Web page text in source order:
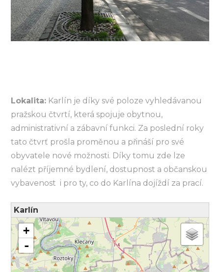
Lokalita: Karlín je díky své poloze vyhledávanou
pražskou čtvrtí, která spojuje obytnou,
administrativní a zábavní funkci. Za poslední roky
tato čtvrť prošla proměnou a přináší pro své
obyvatele nové možnosti. Díky tomu zde lze
nalézt příjemné bydlení, dostupnost a občanskou
vybavenost i pro ty, co do Karlína dojíždí za prací.
Karlín
načítám mapu - prosím čekejte...
+
-